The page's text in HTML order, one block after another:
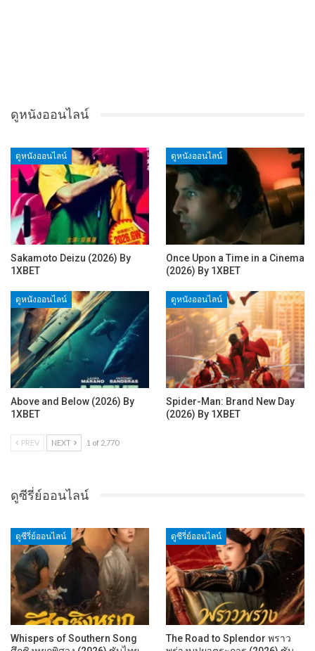
ดูหนังออนไลน์
ดูหนังออนไลน์
Sakamoto Deizu (2026) By
1XBET
ดูหนังออนไลน์
Once Upon a Time in a Cinema
(2026) By 1XBET
ดูหนังออนไลน์
Above and Below (2026) By
1XBET
ดูหนังออนไลน์
Spider-Man: Brand New Day
(2026) By 1XBET
PREV NEXT 1 of 2,770
ดูซีรี่ย์ออนไลน์
ดูซีรี่ย์ออนไลน์
Whispers of Southern Song
ดูซีรี่ย์ออนไลน์
The Road to Splendor พราว